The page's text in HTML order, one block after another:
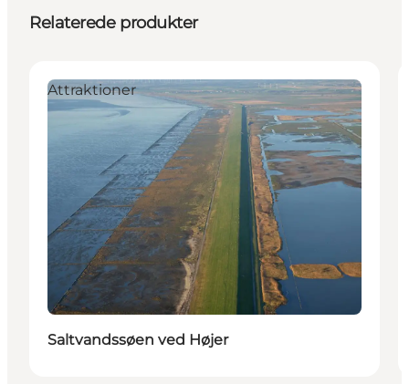
Relaterede produkter
Attraktioner
Saltvandssøen ved Højer